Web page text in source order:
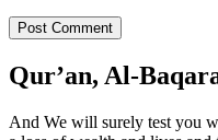
Qur’an, Al-
And We will surely test you